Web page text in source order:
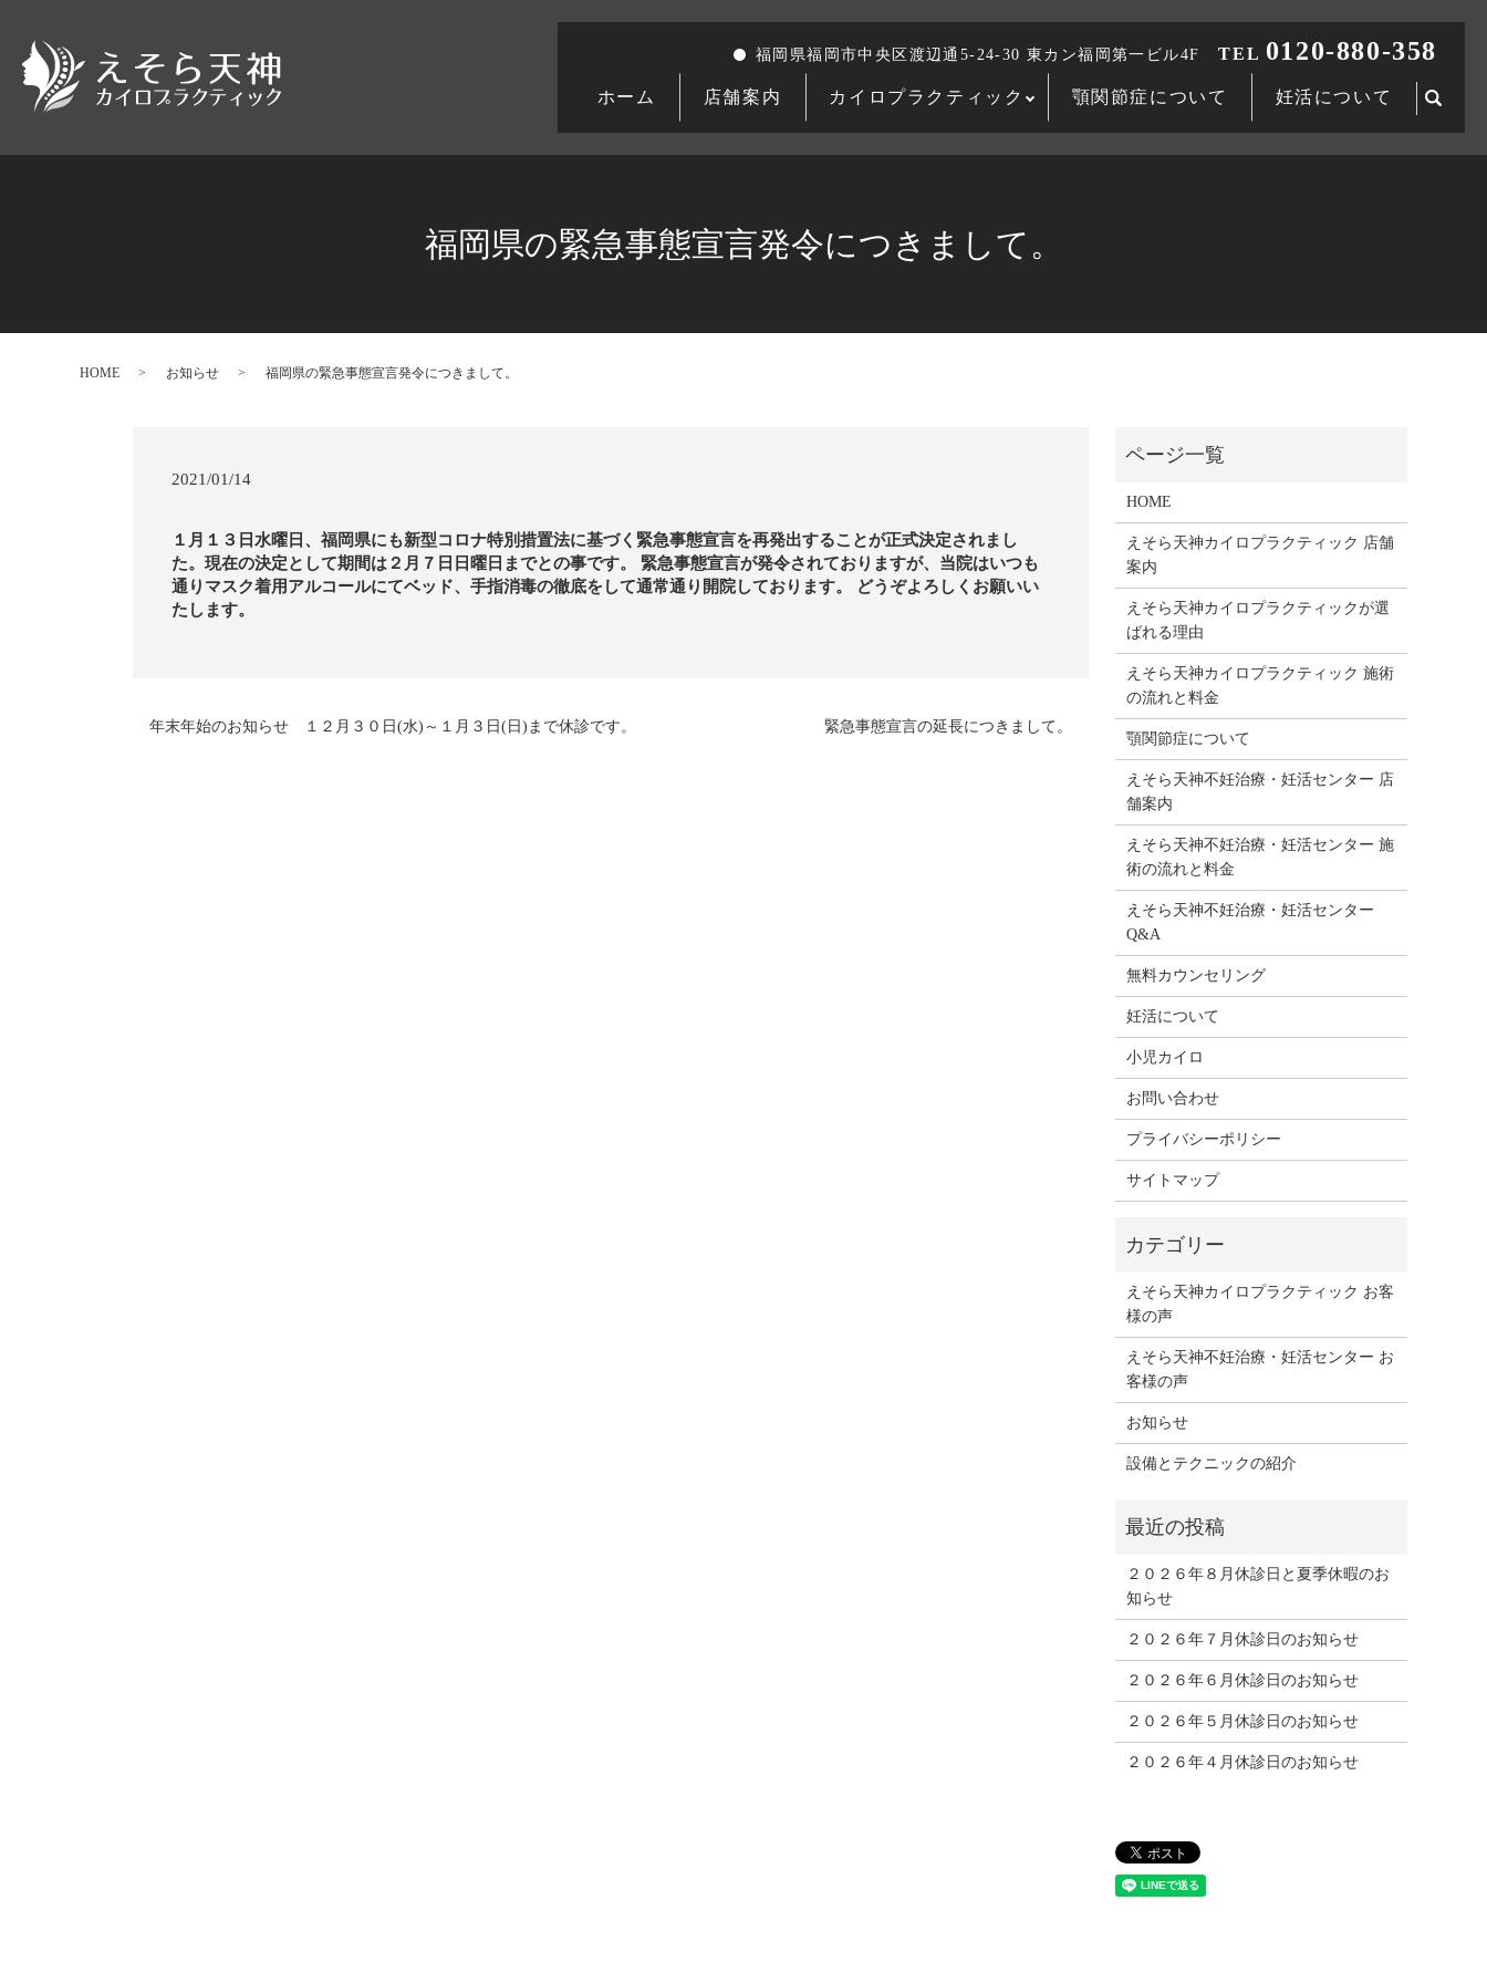
ホーム 店舗案内 カイロプラクティック 顎関節症について 妊活について
福岡県福岡市中央区渡辺通5-24-30 東カン福岡第一ビル4F TEL 0120-880-358
福岡県の緊急事態宣言発令につきまして。
HOME お知らせ 福岡県の緊急事態宣言発令につきまして。
2021/01/14
１月１３日水曜日、福岡県にも新型コロナ特別措置法に基づく緊急事態宣言を再発出することが正式決定されまし
た。現在の決定として期間は２月７日日曜日までとの事です。 緊急事態宣言が発令されておりますが、当院はいつも
通りマスク着用アルコールにてベッド、手指消毒の徹底をして通常通り開院しております。 どうぞよろしくお願いい
たします。
年末年始のお知らせ １２月３０日(水)～１月３日(日)まで休診です。 緊急事態宣言の延長につきまして。
HOME
えそら天神カイロプラクティック 店舗
案内
えそら天神カイロプラクティックが選
ばれる理由
えそら天神カイロプラクティック 施術
の流れと料金
顎関節症について
えそら天神不妊治療・妊活センター 店
舗案内
えそら天神不妊治療・妊活センター 施
術の流れと料金
えそら天神不妊治療・妊活センター
Q&A
無料カウンセリング
妊活について
小児カイロ
お問い合わせ
プライバシーポリシー
サイトマップ
えそら天神カイロプラクティック お客
様の声
えそら天神不妊治療・妊活センター お
客様の声
お知らせ
設備とテクニックの紹介
２０２６年８月休診日と夏季休暇のお
知らせ
２０２６年７月休診日のお知らせ
２０２６年６月休診日のお知らせ
２０２６年５月休診日のお知らせ
２０２６年４月休診日のお知らせ